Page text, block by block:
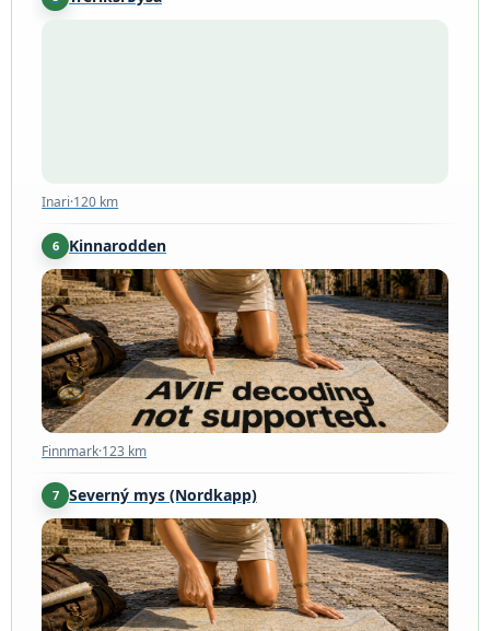
Inari·120 km
6 Kinnarodden
Finnmark·123 km
Finnmark·123 km
7 Severný mys (Nordkapp)
Finnmark·171 km